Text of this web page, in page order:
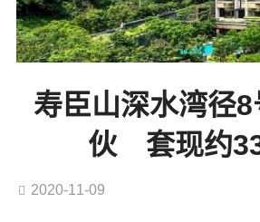
寿臣山深水湾径
伙 套现约
2020-11-09